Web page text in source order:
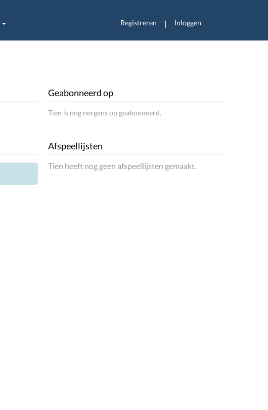
Registreren | Inloggen
Geabonneerd op
Tien is nog nergens op geabonneerd.
Afspeellijsten
Tien heeft nog geen afspeellijsten gemaakt.